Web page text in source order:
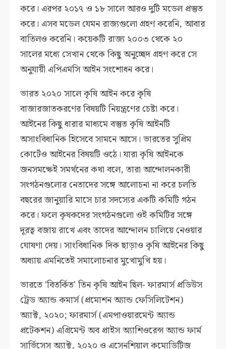
করে। এরপর ২০১৭ ও ১৮ সালে আরও দুটি মডেল প্রস্তুত
করে। এসব মডেল যেমন রাজ্যগুলো গ্রহণ করেনি, আবার
বাতিলও করেনি। কয়েকটি রাজ্য ২০০৩ থেকে ২০
সালের মধ্যে সেখান থেকে কিছু অনুচ্ছেদ গ্রহণ করে সে
অনুযায়ী এপিএমসি আইন সংশোধন করে।
ভারত ২০২০ সালে কৃষি আইন করে কৃষি
বাজারজাতকরণের বিষয়টি নিয়ন্ত্রণের চেষ্টা করে।
আইনের কিছু ধারার মাধ্যমে বস্তুত কৃষি আইনটি
অসাংবিধানিক হিসেবে সামনে আসে। ভারতের সুপ্রিম
কোর্টেও আইনের বিষয়টি ওঠে। যারা কৃষি আইনকে
জনসমক্ষেই সমর্থনের কথা বলে, তারা আন্দোলনকারী
সংগঠনগুলোর নেতাদের সঙ্গে আলোচনা না করে চলতি
বছরের জানুয়ারি মাসে চার সদস্যের একটি কমিটি গঠন
করে। ফলে কৃষকদের সংগঠনগুলো ওই কমিটির সঙ্গে
দূরত্ব বজায় রাখে এবং তাদের আন্দোলন চালিয়ে নেওয়ার
ঘোষণা দেয়। সাংবিধানিক দিক ছাড়াও কৃষি আইনের কিছু
অধ্যায় এমনিতেই সমালোচনার মুখোমুখি হয়।
ভারতে 'বিতর্কিত' তিন কৃষি আইন ছিল- ফারমার্স প্রডিউস
ট্রেড অ্যান্ড কমার্স (প্রমোশন অ্যান্ড ফেসিলিটেশন)
অ্যাক্ট, ২০২০; ফারমার্স (এমপাওয়ারমেন্ট অ্যান্ড
প্রটেকশন) এগ্রিমেন্ট অব প্রাইস অ্যাশিওরেন্স অ্যান্ড ফার্ম
সার্ভিসেস অ্যাক্ট, ২০২০ ও এসেনশিয়াল কমোডিটিজ